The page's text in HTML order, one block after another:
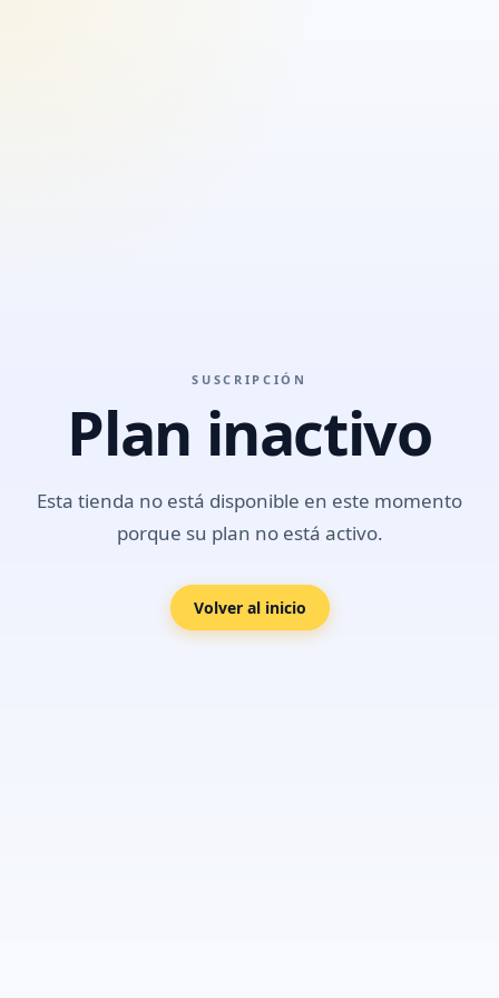
SUSCRIPCIÓN
Plan inactivo
Esta tienda no está disponible en este momento
porque su plan no está activo.
Volver al inicio